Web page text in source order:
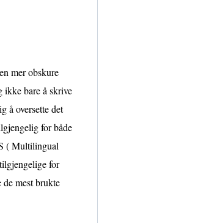
mer obskure
bare å skrive
å oversette det
for både
( Multilingual
for
mest brukte